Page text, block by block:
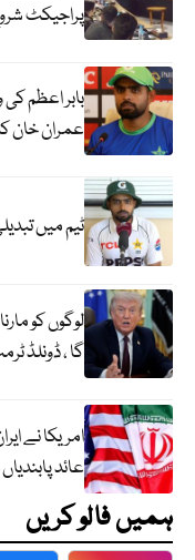
پراجیکٹ
بابر اعظم
عمران خان کا
ٹیم میں
لوگوں کو
گا ، ڈونلڈ
عائد
ہمیں فالو کریں